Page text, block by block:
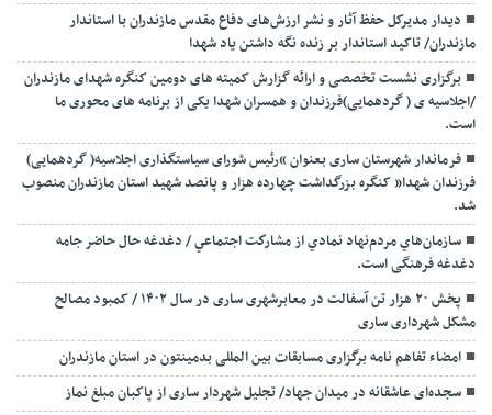
دیدار مدیرکل حفظ آثار و نشر ارزش‌های دفاع مقدس مازندران با استاندار
مازندران/ تاکید استاندار بر زنده نگه داشتن یاد شهدا
برگزاری نشست تخصصی و ارائه گزارش کمیته های دومین کنگره شهدای مازندران
/اجلاسیه ی ( گردهمایی)فرزندان و همسران شهدا یکی از برنامه های محوری ما
است.
فرماندار شهرستان ساری بعنوان “رئیس شورای سیاستگذاری اجلاسیه( گردهمایی)
فرزندان شهدا” کنگره بزرگداشت چهارده هزار و پانصد شهید استان مازندران منصوب
شد.
سازمان‌هاي مردم‌نهاد نمادي از مشاركت اجتماعي / دغدغه حال حاضر جامه
دغدغه فرهنگی است.
پخش ۲۰ هزار تن آسفالت در معابرشهری ساری در سال ۱۴۰۲ / کمبود مصالح
مشکل شهرداری ساری
امضاء تفاهم نامه برگزاری مسابقات بین المللی بدمینتون در استان مازندران
سجده‌ای عاشقانه در میدان جهاد/ تجلیل شهردار ساری از پاکبان مبلغ نماز